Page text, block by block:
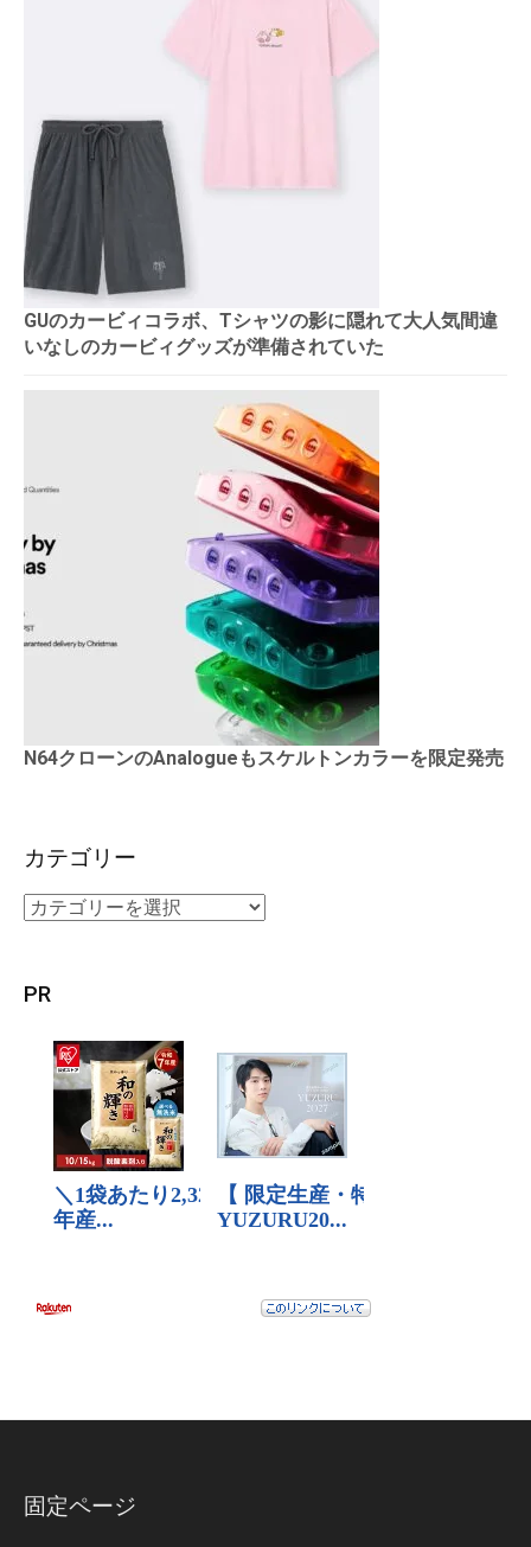
GUのカービィコラボ、Tシャツの影に隠れて大人気間違
いなしのカービィグッズが準備されていた
N64クローンのAnalogueもスケルトンカラーを限定発売
カテゴリー
PR
固定ページ